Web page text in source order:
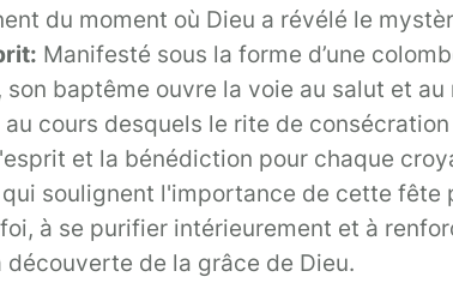
du moment où Dieu a révélé le
Manifesté sous la forme d’une
son baptême ouvre la voie au salut et
cours desquels le rite de
et la bénédiction pour chaque
soulignent l'importance de cette fête
à se purifier intérieurement et à
de la grâce de Dieu.